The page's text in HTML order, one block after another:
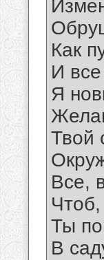
Как
И
Я
Твой
Все,
Ты
В